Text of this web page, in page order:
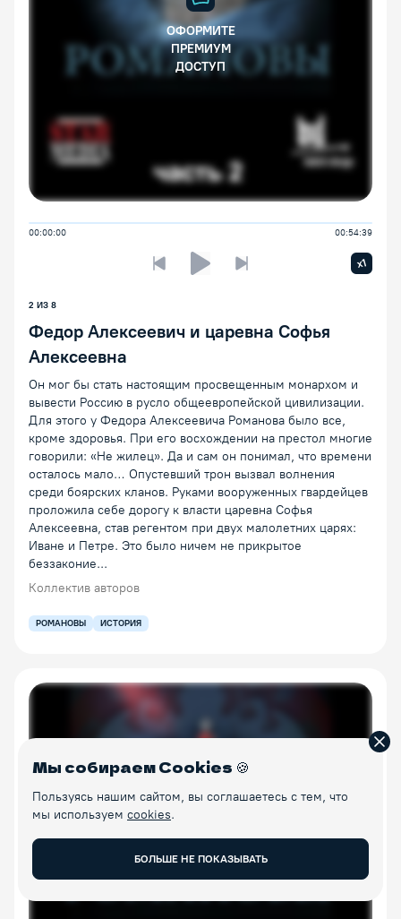
ОФОРМИТЕ
ПРЕМИУМ
ДОСТУП
00:00:00 00:54:39
Предыдущая лекцияСледующая лекция
x1
2 ИЗ 8
Федор Алексеевич и царевна Софья
Алексеевна
Он мог бы стать настоящим просвещенным монархом и
вывести Россию в русло общеевропейской цивилизации.
Для этого у Федора Алексеевича Романова было все,
кроме здоровья. При его восхождении на престол многие
говорили: «Не жилец». Да и сам он понимал, что времени
осталось мало… Опустевший трон вызвал волнения
среди боярских кланов. Руками вооруженных гвардейцев
проложила себе дорогу к власти царевна Софья
Алексеевна, став регентом при двух малолетних царях:
Иване и Петре. Это было ничем не прикрытое
беззаконие...
Коллектив авторов
РОМАНОВЫ ИСТОРИЯ
ОФОРМИТЕ
Мы собираем Cookies 🍪
Пользуясь нашим сайтом, вы соглашаетесь с тем, что
мы используем cookies.
БОЛЬШЕ НЕ ПОКАЗЫВАТЬ